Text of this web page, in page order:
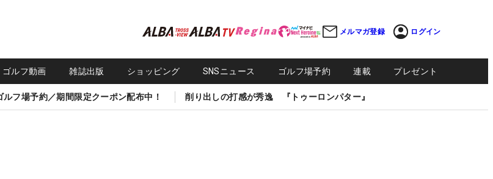
メルマガ登録 ログイン
ゴルフ動画 雑誌出版 ショッピング SNSニュース ゴルフ場予約 連載 プレゼント
ルフ場予約／期間限定クーポン配布中！ 削り出しの打感が秀逸 『トゥーロンパター』